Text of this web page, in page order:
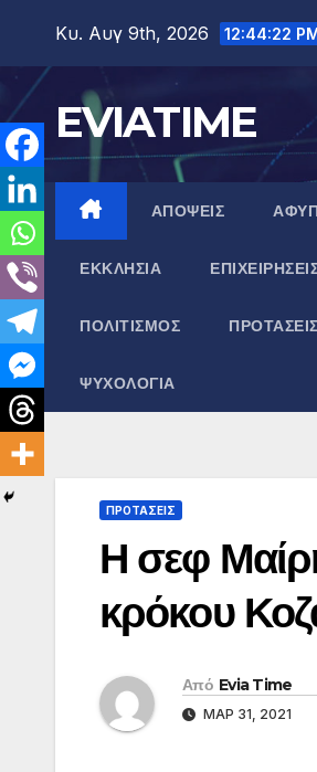
περιεχόμενο
Κυ. Αυγ 9th, 2026 12:44:23
EVIATIME
ΑΠΟΨΕΙΣ
ΕΚΚΛΗΣΙΑ
ΠΟΛΙΤΙΣΜΟΣ ΠΡΟΤΑΣΕΙΣ
ΨΥΧΟΛΟΓΙΑ
ΠΡΟΤΑΣΕΙΣ
Η σεφ
κρόκου
Από Evia Time
ΜΑΡ 31, 2021